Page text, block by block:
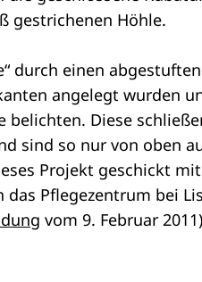
gestrichenen Höhle.
durch einen
angelegt wurden
belichten. Diese
sind so nur von oben
Projekt geschickt
Pflegezentrum bei
vom 9. Februar